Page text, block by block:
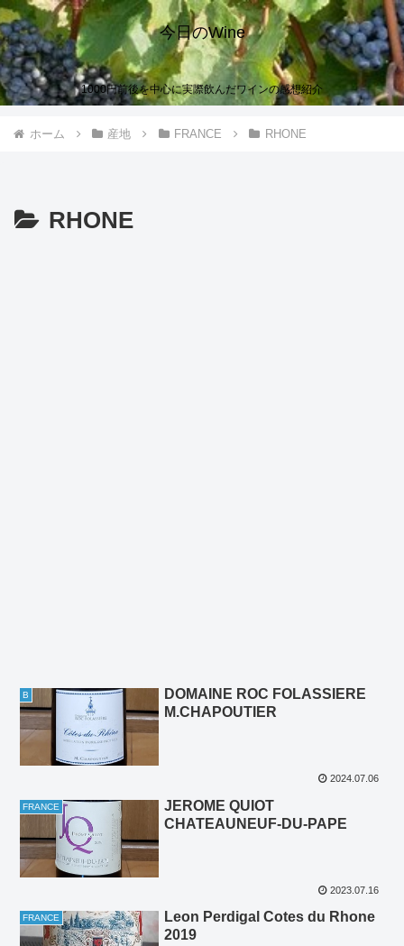
今日のWine
1000円前後を中心に実際飲んだワインの感想紹介
ホーム 産地 FRANCE RHONE
RHONE
B
DOMAINE ROC FOLASSIERE
M.CHAPOUTIER
2024.07.06
FRANCE
JEROME QUIOT
CHATEAUNEUF-DU-PAPE
2023.07.16
FRANCE
Leon Perdigal Cotes du Rhone
2019